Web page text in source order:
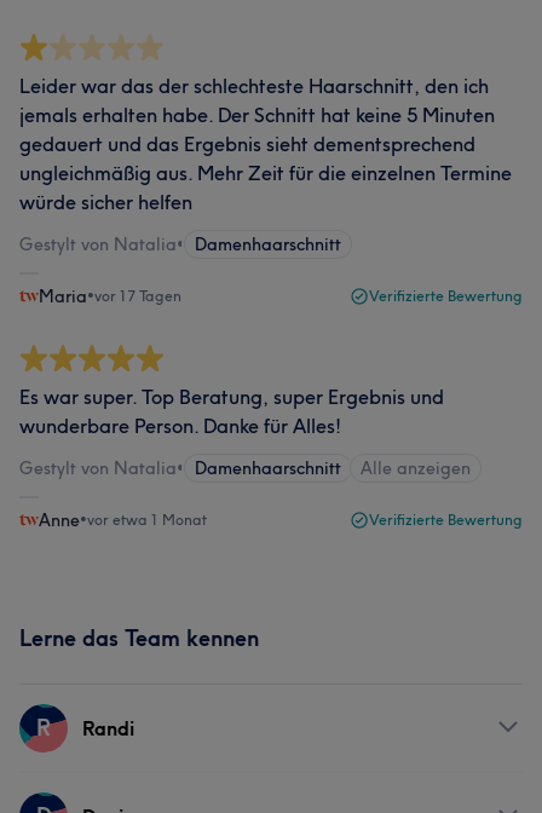
Leider war das der schlechteste Haarschnitt, den ich
jemals erhalten habe. Der Schnitt hat keine 5 Minuten
gedauert und das Ergebnis sieht dementsprechend
ungleichmäßig aus. Mehr Zeit für die einzelnen Termine
würde sicher helfen
Gestylt von Natalia• Damenhaarschnitt
Maria•vor 17 Tagen Verifizierte Bewertung
Es war super. Top Beratung, super Ergebnis und
wunderbare Person. Danke für Alles!
Gestylt von Natalia• Damenhaarschnitt Alle anzeigen
Anne•vor etwa 1 Monat Verifizierte Bewertung
Lerne das Team kennen
R Randi
Services